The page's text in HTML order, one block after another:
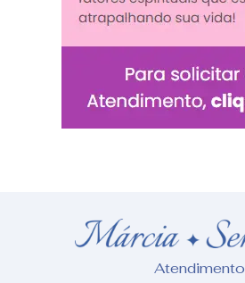
Atendimento